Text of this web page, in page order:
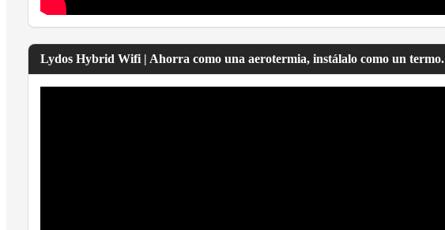
Lydos Hybrid Wifi | Ahorra como una aerotermia, instálalo como un termo.